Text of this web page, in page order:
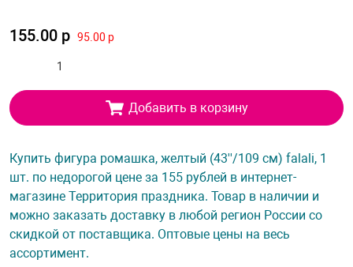
155.00 р 95.00 р
Добавить в корзину
Купить фигура ромашка, желтый (43''/109 см) falali, 1
шт. по недорогой цене за 155 рублей в интернет-
магазине Территория праздника. Товар в наличии и
можно заказать доставку в любой регион России со
скидкой от поставщика. Оптовые цены на весь
ассортимент.